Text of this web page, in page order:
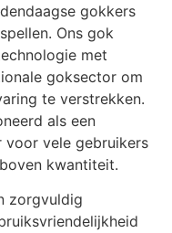
gokkers
Ons gok
met
goksector om
te verstrekken.
als een
vele gebruikers
kwantiteit.
zorgvuldig